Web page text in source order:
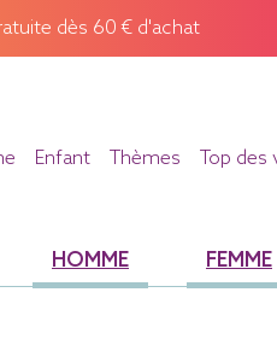
dès 60 € d'achat
Enfant Thèmes Top des
HOMME FEMME